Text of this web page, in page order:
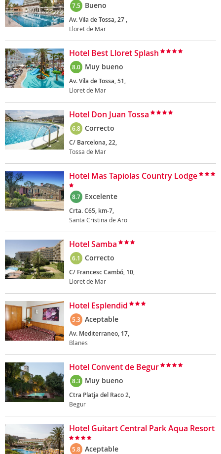
7.5 Bueno
Av. Vila de Tossa, 27 ,
Lloret de Mar
Hotel Best Lloret Splash
8.0 Muy bueno
Av. Vila de Tossa, 51,
Lloret de Mar
Hotel Don Juan Tossa
6.8 Correcto
C/ Barcelona, 22,
Tossa de Mar
Hotel Mas Tapiolas Country Lodge
8.7 Excelente
Crta. C65, km-7,
Santa Cristina de Aro
Hotel Samba
6.1 Correcto
C/ Francesc Cambó, 10,
Lloret de Mar
Hotel Esplendid
5.3 Aceptable
Av. Mediterraneo, 17,
Blanes
Hotel Convent de Begur
8.3 Muy bueno
Ctra Platja del Raco 2,
Begur
Hotel Guitart Central Park Aqua Resort
5.8 Aceptable